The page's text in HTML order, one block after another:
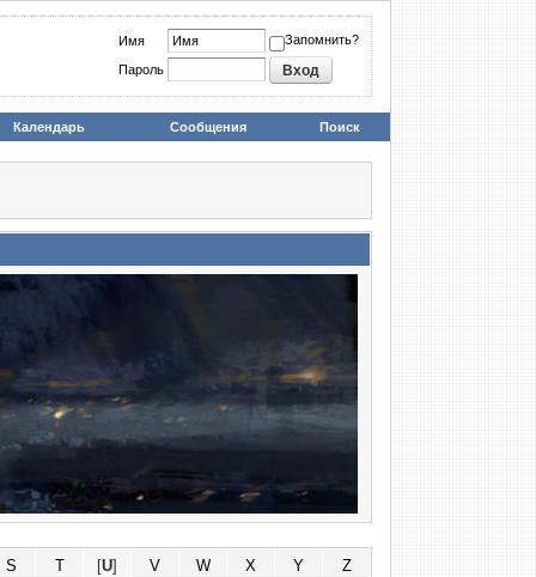
Имя Запомнить?
Пароль
Календарь Сообщения Поиск
S T [U] V W X Y Z